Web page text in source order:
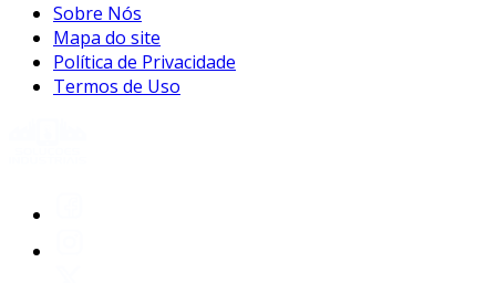
Sobre Nós
Mapa do site
Política de Privacidade
Termos de Uso